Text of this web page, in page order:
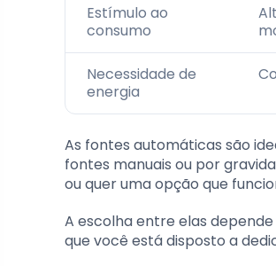
Estímulo ao
consumo
Necessidade de
energia
As fontes automáticas são
fontes manuais ou por
ou quer uma opção que
A escolha entre elas
que você está disposto a